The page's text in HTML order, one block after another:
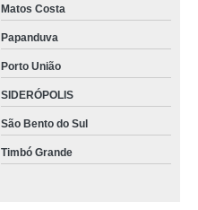
Matos Costa
Papanduva
Porto União
SIDERÓPOLIS
São Bento do Sul
Timbó Grande